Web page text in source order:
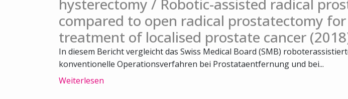
hysterectomy / Robotic-assisted radical
compared to open radical prostatectomy
treatment of localised prostate cancer
In diesem Bericht vergleicht das Swiss Medical Board (SMB)
konventionelle Operationsverfahren bei Prostataentfernung und bei...
Weiterlesen